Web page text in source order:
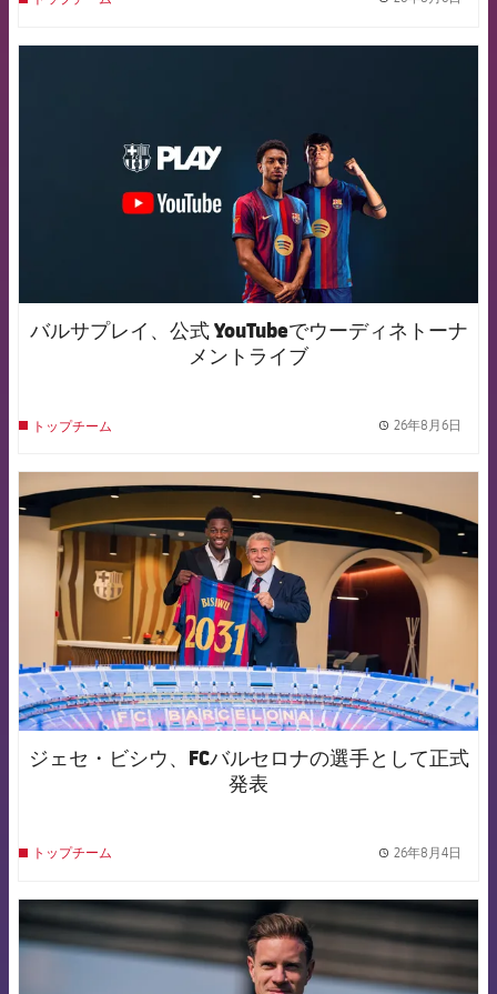
バルサプレイ、公式 YouTubeでウーディネトーナ
メントライブ
トップチーム 26年8月6日
FCB Barcelona badge
ジェセ・ビシウ、FCバルセロナの選手として正式
発表
トップチーム 26年8月4日
FCB Barcelona badge